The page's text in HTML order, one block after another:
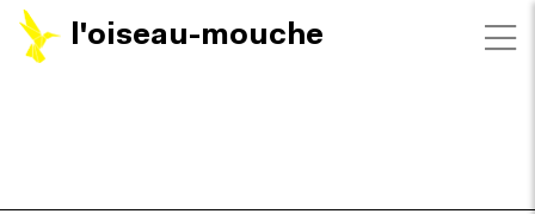
l'oiseau-mouche